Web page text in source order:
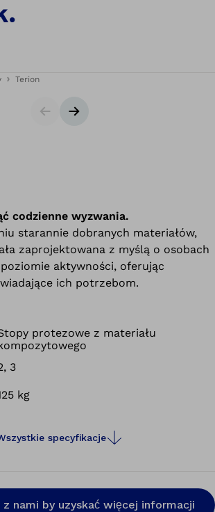
Terion
SlajdyNastępny slajd
codzienne wyzwania.
starannie dobranych materiałów,
zaprojektowana z myślą o osobach
aktywności, oferując
ich potrzebom.
protezowe z materiału
3
kg
specyfikacje
nami by uzyskać więcej informacji